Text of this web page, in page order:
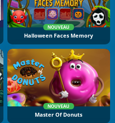
NOUVEAU
Halloween Faces Memory
NOUVEAU
Master Of Donuts